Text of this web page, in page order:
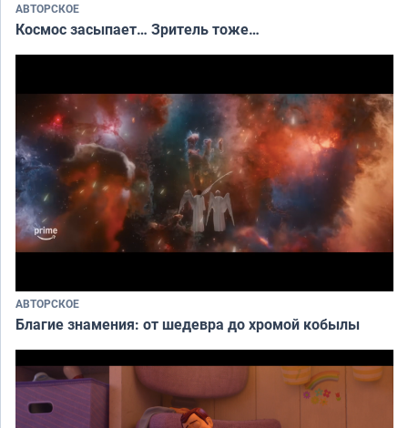
АВТОРСКОЕ
Космос засыпает… Зритель тоже…
АВТОРСКОЕ
Благие знамения: от шедевра до хромой кобылы